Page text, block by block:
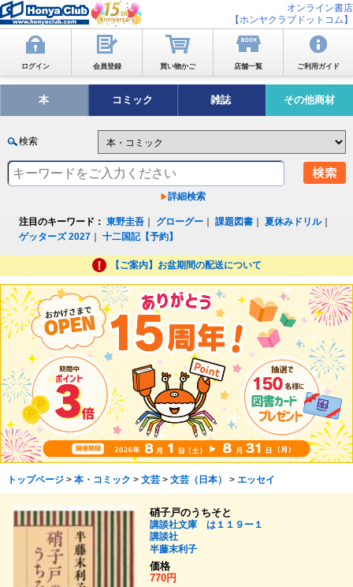
オンライン書店
【ホンヤクラブドットコム】
ログイン 会員登録 買い物かご 店舗一覧 ご利用ガイド
本 コミック 雑誌 その他商材
検索
詳細検索
注目のキーワード： 東野圭吾 グローグー ｜課題図書 ｜夏休みドリル｜
ゲッターズ 2027 ｜十二国記【予約】
【ご案内】お盆期間の配送について
トップページ> 本・コミック > 文芸> 文芸（日本） > エッセイ
硝子戸のうちそと
講談社文庫 は１１９ー１
講談社
半藤末利子
価格
770円